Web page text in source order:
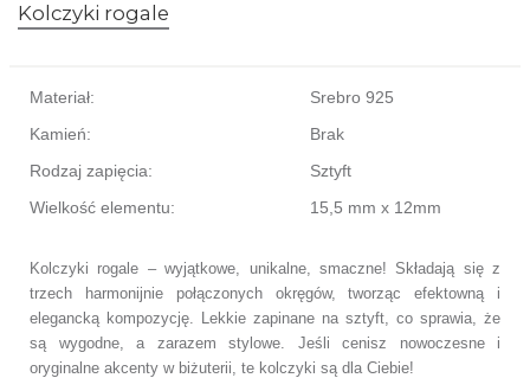
Kolczyki rogale
Materiał:
Srebro 925
Kamień:
Brak
Rodzaj zapięcia:
Sztyft
Wielkość elementu:
15,5 mm x 12mm
Kolczyki rogale – wyjątkowe, unikalne, smaczne! Składają się z
trzech harmonijnie połączonych okręgów, tworząc efektowną i
elegancką kompozycję. Lekkie zapinane na sztyft, co sprawia, że
są wygodne, a zarazem stylowe. Jeśli cenisz nowoczesne i
oryginalne akcenty w biżuterii, te kolczyki są dla Ciebie!